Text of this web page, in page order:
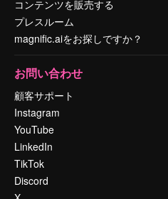
コンテンツを販売する
プレスルーム
magnific.aiをお探しですか？
お問い合わせ
顧客サポート
Instagram
YouTube
LinkedIn
TikTok
Discord